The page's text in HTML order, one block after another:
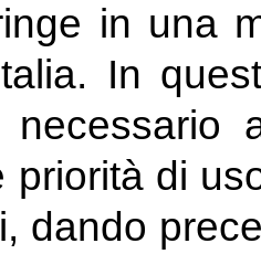
in una
In
priorità di
dando